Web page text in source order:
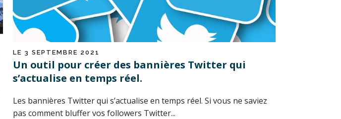
LE 3 SEPTEMBRE 2021
Un outil pour créer des bannières Twitter qui
s’actualise en temps réel.
Les bannières Twitter qui s’actualise en temps réel. Si vous ne saviez
pas comment bluffer vos followers Twitter...